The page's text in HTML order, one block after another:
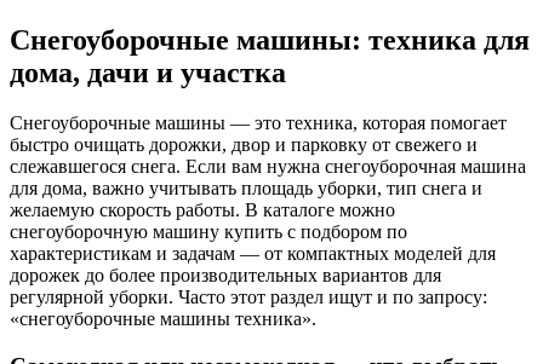
Снегоуборочные машины: техника для
дома, дачи и участка
Снегоуборочные машины — это техника, которая помогает
быстро очищать дорожки, двор и парковку от свежего и
слежавшегося снега. Если вам нужна снегоуборочная машина
для дома, важно учитывать площадь уборки, тип снега и
желаемую скорость работы. В каталоге можно
снегоуборочную машину купить с подбором по
характеристикам и задачам — от компактных моделей для
дорожек до более производительных вариантов для
регулярной уборки. Часто этот раздел ищут и по запросу:
«снегоуборочные машины техника».